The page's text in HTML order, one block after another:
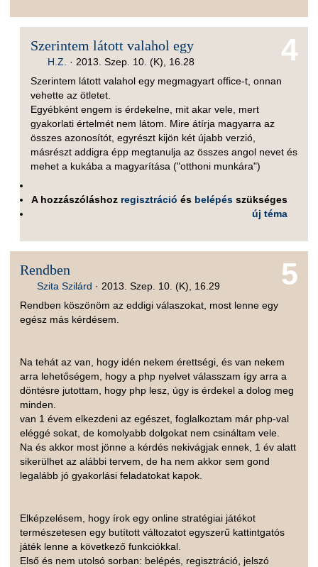
4
Szerintem látott valahol egy
H.Z. · 2013. Szep. 10. (K), 16.28
Szerintem látott valahol egy megmagyart office-t, onnan
vehette az ötletet.
Egyébként engem is érdekelne, mit akar vele, mert
gyakorlati értelmét nem látom. Mire átírja magyarra az
összes azonosítót, egyrészt kijön két újabb verzió,
másrészt addigra épp megtanulja az összes angol nevet és
mehet a kukába a magyarítása ("otthoni munkára")
A hozzászóláshoz regisztráció és belépés szükséges
új téma
5
Rendben
Szita Szilárd · 2013. Szep. 10. (K), 16.29
Rendben köszönöm az eddigi válaszokat, most lenne egy
egész más kérdésem.
Na tehát az van, hogy idén nekem érettségi, és van nekem
arra lehetőségem, hogy a php nyelvet válasszam így arra a
döntésre jutottam, hogy php lesz, úgy is érdekel a dolog meg
minden.
van 1 évem elkezdeni az egészet, foglalkoztam már php-val
eléggé sokat, de komolyabb dolgokat nem csináltam vele.
Na és akkor most jönne a kérdés nekivágjak ennek, 1 év alatt
sikerülhet az alábbi tervem, de ha nem akkor sem gond
legalább jó gyakorlási feladatokat kapok.
Elképzelésem, hogy írok egy online stratégiai játékot
természetesen egy butított változatot egyszerű kattintgatós
játék lenne a következő funkciókkal.
Első és nem utolsó sorban: belépés, regisztráció, jelszó